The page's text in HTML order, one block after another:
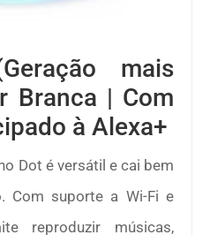
mais
Branca | Com
à Alexa+
Dot é versátil e cai bem
Com suporte a Wi-Fi e
reproduzir músicas,